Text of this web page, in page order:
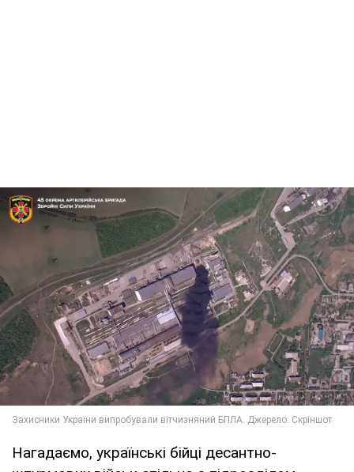
Нагадаємо, українські бійці десантно-